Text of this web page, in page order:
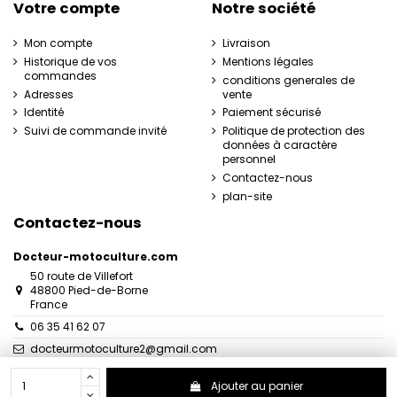
Ajouter au panier
Votre compte
Mon compte
Historique de vos
commandes
Adresses
Identité
Suivi de commande invité
Notre société
Livraison
Mentions légales
conditions generales de
vente
Paiement sécurisé
Politique de protection des
données à caractère
personnel
Contactez-nous
plan-site
Contactez-nous
Docteur-motoculture.com
50 route de Villefort
48800 Pied-de-Borne
France
06 35 41 62 07
docteurmotoculture2@gmail.com